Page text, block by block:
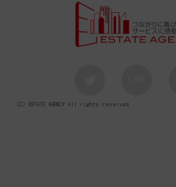
（C）ESTATE AGENCY All rights reserved.